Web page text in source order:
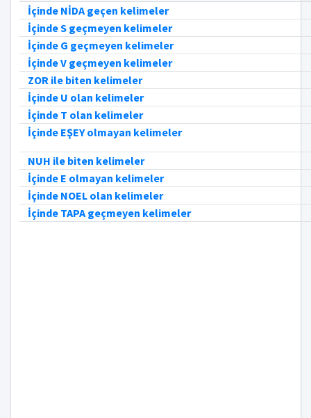
İçinde NİDA geçen kelimeler
İçinde S geçmeyen kelimeler
İçinde G geçmeyen kelimeler
İçinde V geçmeyen kelimeler
ZOR ile biten kelimeler
İçinde U olan kelimeler
İçinde T olan kelimeler
İçinde EŞEY olmayan kelimeler
NUH ile biten kelimeler
İçinde E olmayan kelimeler
İçinde NOEL olan kelimeler
İçinde TAPA geçmeyen kelimeler